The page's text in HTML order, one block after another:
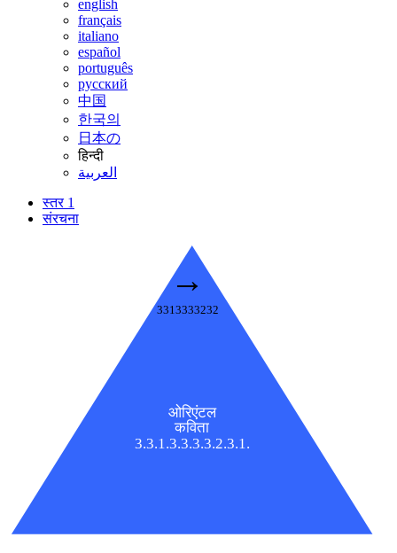
english
français
italiano
español
português
русский
中国
한국의
日本の
हिन्दी
العربية
स्तर 1
संरचना
ओरिएंटल
कविता
3.3.1.3.3.3.3.2.3.1.
→
3313333232